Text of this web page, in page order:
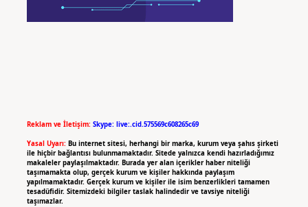
Reklam ve İletişim: Skype: live:.cid.575569c608265c69
Yasal Uyarı: Bu internet sitesi, herhangi bir marka, kurum veya şahıs şirketi
ile hiçbir bağlantısı bulunmamaktadır. Sitede yalnızca kendi hazırladığımız
makaleler paylaşılmaktadır. Burada yer alan içerikler haber niteliği
taşımamakta olup, gerçek kurum ve kişiler hakkında paylaşım
yapılmamaktadır. Gerçek kurum ve kişiler ile isim benzerlikleri tamamen
tesadüfidir. Sitemizdeki bilgiler taslak halindedir ve tavsiye niteliği
taşımazlar.